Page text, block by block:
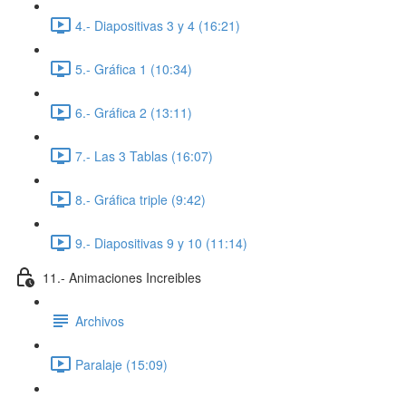
4.- Diapositivas 3 y 4 (16:21)
5.- Gráfica 1 (10:34)
6.- Gráfica 2 (13:11)
7.- Las 3 Tablas (16:07)
8.- Gráfica triple (9:42)
9.- Diapositivas 9 y 10 (11:14)
11.- Animaciones Increibles
Archivos
Paralaje (15:09)